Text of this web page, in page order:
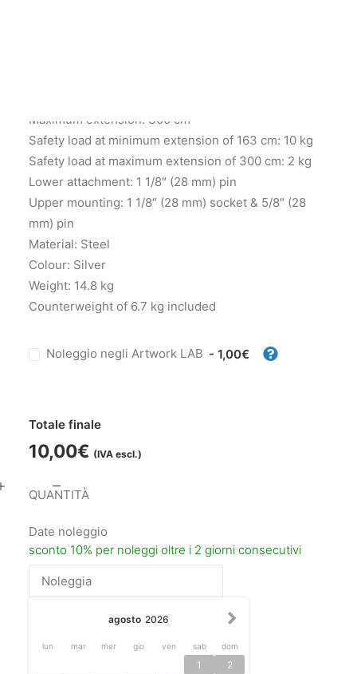
Maximum extension: 300 cm
Safety load at minimum extension of 163 cm: 10 kg
Safety load at maximum extension of 300 cm: 2 kg
Lower attachment: 1 1/8″ (28 mm) pin
Upper mounting: 1 1/8″ (28 mm) socket & 5/8″ (28
mm) pin
Material: Steel
Colour: Silver
Weight: 14.8 kg
Counterweight of 6.7 kg included
Noleggio negli Artwork LAB - 1,00€
Totale finale
10,00€ (IVA escl.)
Avenger
Boom
650
quantità
Date noleggio
agosto 2026
lun mar mer gio ven sab dom
1
2